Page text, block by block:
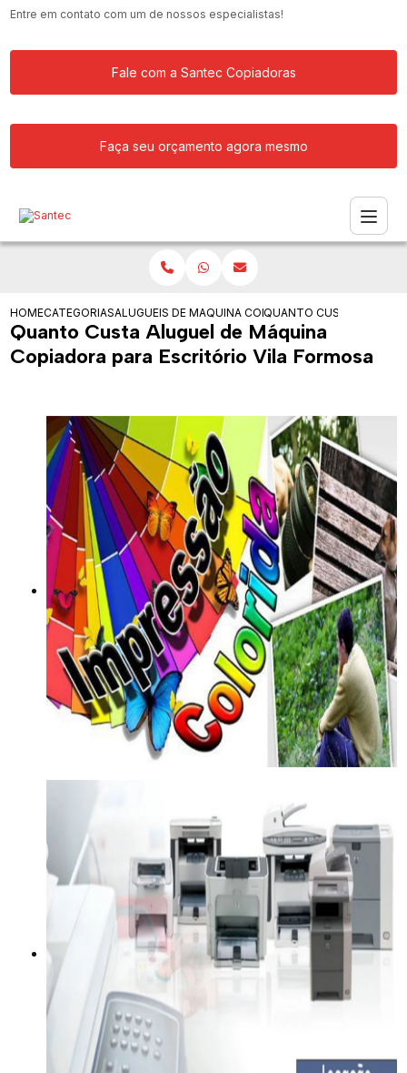
Entre em contato com um de nossos especialistas!
Fale com a Santec Copiadoras
Faça seu orçamento agora mesmo
HOMECATEGORIASALUGUEIS DE COPIADORASMAQUINA COPIADORA PARA ALUGAR
QUANTO CUSTA
Quanto Custa Aluguel de Máquina
Copiadora para Escritório Vila Formosa